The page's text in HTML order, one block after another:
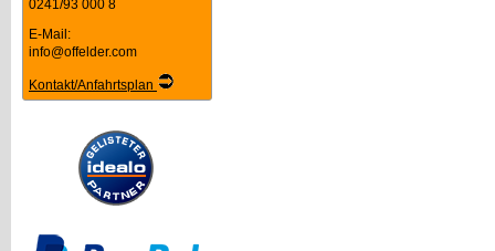
0241/93 000 8
E-Mail:
info@offelder.com
Kontakt/Anfahrtsplan